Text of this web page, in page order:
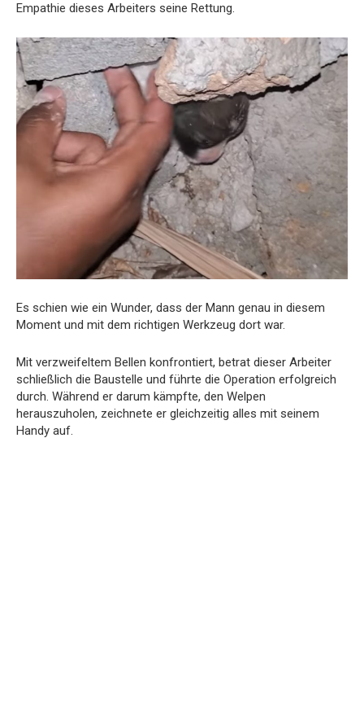
Empathie dieses Arbeiters seine Rettung.
Es schien wie ein Wunder, dass der Mann genau in diesem
Moment und mit dem richtigen Werkzeug dort war.
Mit verzweifeltem Bellen konfrontiert, betrat dieser Arbeiter
schließlich die Baustelle und führte die Operation erfolgreich
durch. Während er darum kämpfte, den Welpen
herauszuholen, zeichnete er gleichzeitig alles mit seinem
Handy auf.